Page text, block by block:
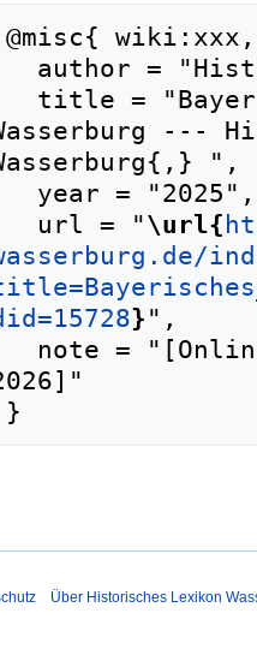
---
",
   url = "
\url{
} ",
Über Historisches Lexikon